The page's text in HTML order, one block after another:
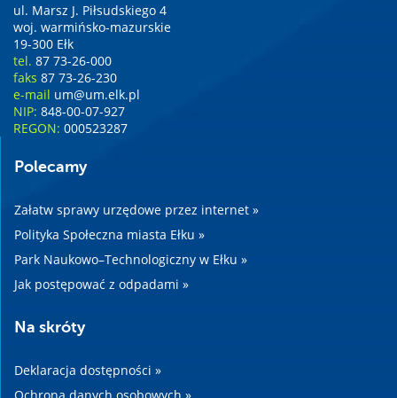
ul. Marsz J. Piłsudskiego 4
woj. warmińsko-mazurskie
19-300 Ełk
tel. 87 73-26-000
faks 87 73-26-230
e-mail um@um.elk.pl
NIP: 848-00-07-927
REGON: 000523287
Polecamy
Załatw sprawy urzędowe przez internet »
Polityka Społeczna miasta Ełku »
Park Naukowo–Technologiczny w Ełku »
Jak postępować z odpadami »
Na skróty
Deklaracja dostępności »